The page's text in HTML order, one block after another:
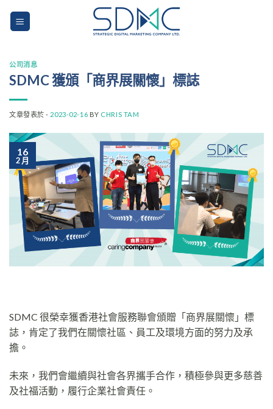
公司消息
SDMC 獲頒「商界展關懷」標誌
文章發表於 - 2023-02-16 BY CHRIS TAM
16
2 月
SDMC 很榮幸獲香港社會服務聯會頒贈「商界展關懷」標
誌，肯定了我們在關懷社區、員工及環境方面的努力及承
擔。
未來，我們會繼續與社會各界攜手合作，積極參與更多慈善
及社福活動，履行企業社會責任。